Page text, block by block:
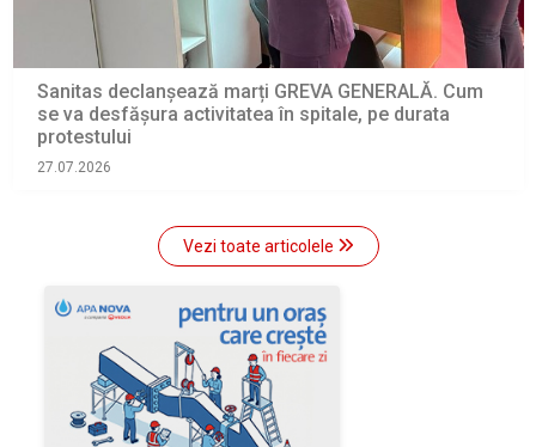
Sanitas declanșează marți GREVA GENERALĂ. Cum
se va desfășura activitatea în spitale, pe durata
protestului
27.07.2026
Vezi toate articolele